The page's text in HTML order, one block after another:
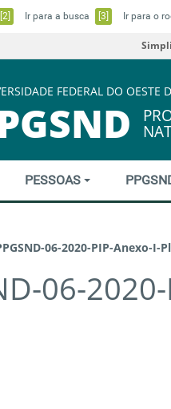
[2] Ir para a busca [3] Ir para o
FEDERAL DO OESTE
PESSOAS
06-2020-PIP-Anexo-I-
06-